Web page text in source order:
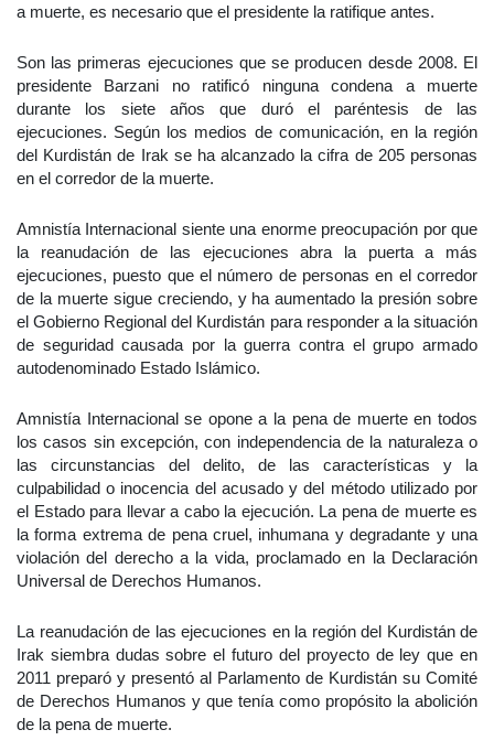
a muerte, es necesario que el presidente la ratifique antes.
Son las primeras ejecuciones que se producen desde 2008. El
presidente Barzani no ratificó ninguna condena a muerte
durante los siete años que duró el paréntesis de las
ejecuciones. Según los medios de comunicación, en la región
del Kurdistán de Irak se ha alcanzado la cifra de 205 personas
en el corredor de la muerte.
Amnistía Internacional siente una enorme preocupación por que
la reanudación de las ejecuciones abra la puerta a más
ejecuciones, puesto que el número de personas en el corredor
de la muerte sigue creciendo, y ha aumentado la presión sobre
el Gobierno Regional del Kurdistán para responder a la situación
de seguridad causada por la guerra contra el grupo armado
autodenominado Estado Islámico.
Amnistía Internacional se opone a la pena de muerte en todos
los casos sin excepción, con independencia de la naturaleza o
las circunstancias del delito, de las características y la
culpabilidad o inocencia del acusado y del método utilizado por
el Estado para llevar a cabo la ejecución. La pena de muerte es
la forma extrema de pena cruel, inhumana y degradante y una
violación del derecho a la vida, proclamado en la Declaración
Universal de Derechos Humanos.
La reanudación de las ejecuciones en la región del Kurdistán de
Irak siembra dudas sobre el futuro del proyecto de ley que en
2011 preparó y presentó al Parlamento de Kurdistán su Comité
de Derechos Humanos y que tenía como propósito la abolición
de la pena de muerte.